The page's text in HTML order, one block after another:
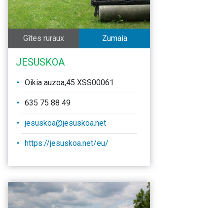
Gîtes ruraux Zumaia
JESUSKOA
Oikia auzoa,45 XSS00061
635 75 88 49
jesuskoa@jesuskoa.net
https://jesuskoa.net/eu/